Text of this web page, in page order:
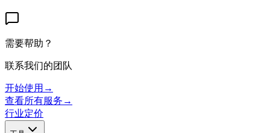
需要帮助？
联系我们的团队
开始使用 →
查看所有服务 →
行业定价